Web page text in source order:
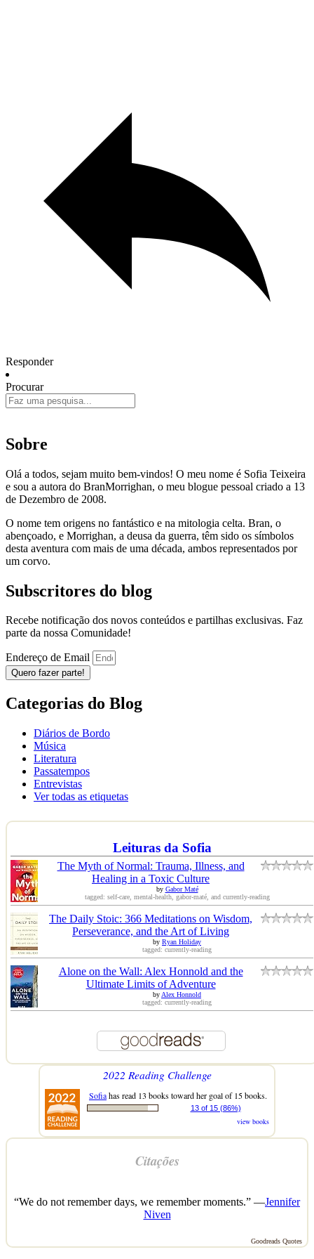
Responder
Procurar
Sobre
Olá a todos, sejam muito bem-vindos! O meu nome é Sofia Teixeira
e sou a autora do BranMorrighan, o meu blogue pessoal criado a 13
de Dezembro de 2008.
O nome tem origens no fantástico e na mitologia celta. Bran, o
abençoado, e Morrighan, a deusa da guerra, têm sido os símbolos
desta aventura com mais de uma década, ambos representados por
um corvo.
Subscritores do blog
Recebe notificação dos novos conteúdos e partilhas exclusivas. Faz
parte da nossa Comunidade!
Endereço de Email
Quero fazer parte!
Categorias do Blog
Diários de Bordo
Música
Literatura
Passatempos
Entrevistas
Ver todas as etiquetas
Leituras da Sofia
The Myth of Normal: Trauma, Illness, and
Healing in a Toxic Culture
by Gabor Maté
tagged: self-care, mental-health, gabor-maté, and currently-reading
The Daily Stoic: 366 Meditations on Wisdom,
Perseverance, and the Art of Living
by Ryan Holiday
tagged: currently-reading
Alone on the Wall: Alex Honnold and the
Ultimate Limits of Adventure
by Alex Honnold
tagged: currently-reading
2022 Reading Challenge
Sofiahas read 13 books toward her goal of 15 books.
13 of 15 (86%)
view books
Citações
“We do not remember days, we remember moments.” —Jennifer
Niven
Goodreads Quotes